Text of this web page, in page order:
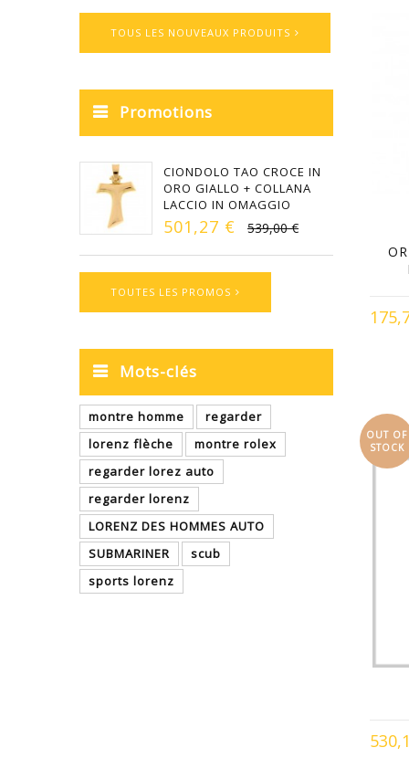
TOUS LES NOUVEAUX PRODUITS
Promotions
CIONDOLO TAO CROCE IN
ORO GIALLO + COLLANA
LACCIO IN OMAGGIO
501,27 € 539,00 €
TOUTES LES PROMOS
Mots-clés
montre homme
regarder
lorenz flèche
montre rolex
regarder lorez auto
regarder lorenz
LORENZ DES HOMMES AUTO
SUBMARINER
scub
sports lorenz
OUT OF
STOCK